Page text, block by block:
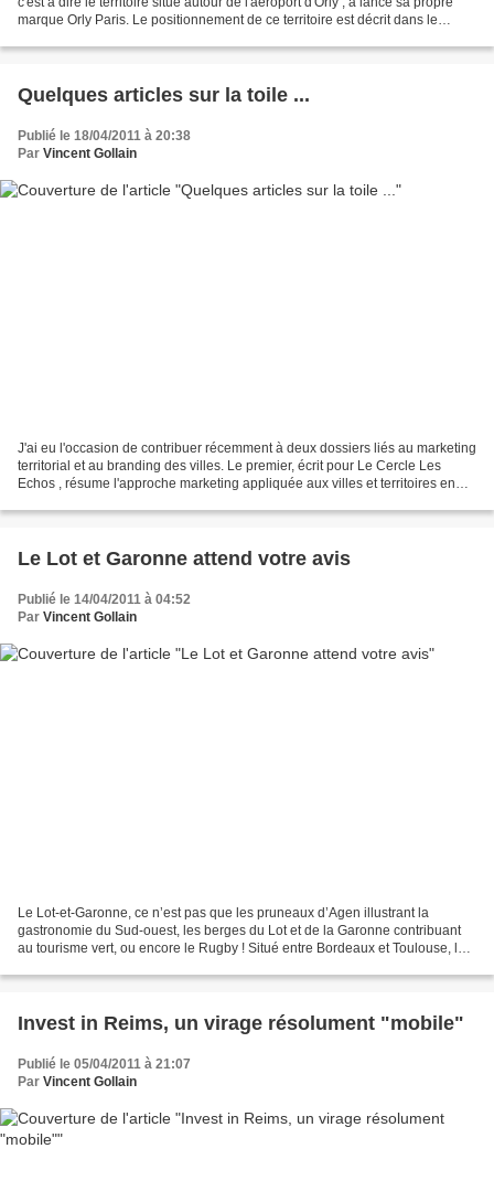
marque Orly Paris. Le positionnement de ce territoire est décrit dans le
Quelques articles sur la toile ...
Publié le 18/04/2011 à 20:38
Par Vincent Gollain
J'ai eu l'occasion de contribuer récemment à deux dossiers liés au marketing
territorial et au branding des villes. Le premier, écrit pour Le Cercle Les
Echos , résume l'approche marketing appliquée aux villes et territoires en
Le Lot et Garonne attend votre avis
Publié le 14/04/2011 à 04:52
Par Vincent Gollain
Le Lot-et-Garonne, ce n’est pas que les pruneaux d’Agen illustrant la
gastronomie du Sud-ouest, les berges du Lot et de la Garonne contribuant
au tourisme vert, ou encore le Rugby ! Situé entre Bordeaux et Toulouse, le
Invest in Reims, un virage résolument "mobile"
Publié le 05/04/2011 à 21:07
Par Vincent Gollain